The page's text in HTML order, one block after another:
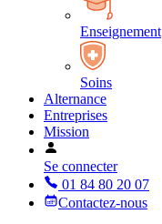
Enseignement
Soins
Alternance
Entreprises
Mission
Se connecter
01 84 80 20 07
Contactez-nous